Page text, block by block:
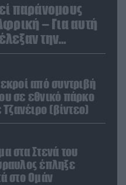
παράνομους
– Για αυτή
την
από συντριβή
σε εθνικό πάρκο
Τζανέιρο (βίντεο)
στα Στενά του
έπληξε
στο Ομάν